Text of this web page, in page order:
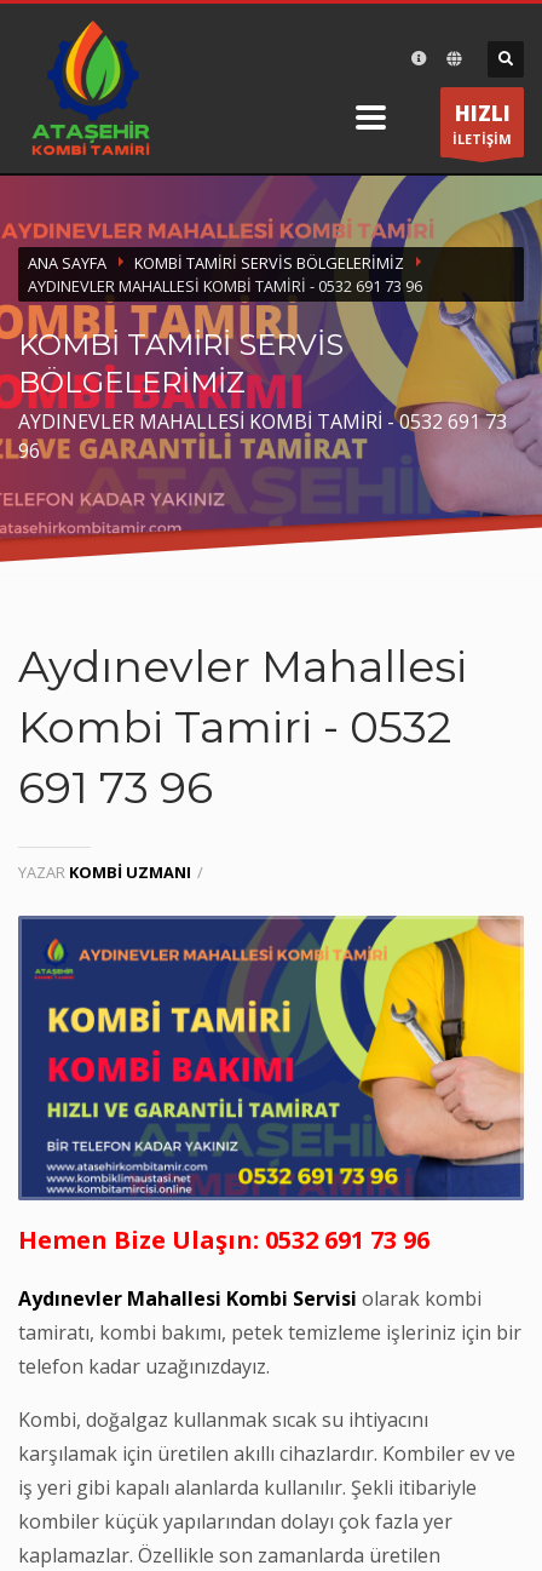
DESTEK
Ataşehir Kombi Tamiri olarak bir telefon kadar size
yakınız.
Pazartesi-Cumartesi 8:30 19:30
HIZLI
İLETİŞİM
ANA SAYFA
KOMBI TAMIRI SERVIS BÖLGELERIMIZ
AYDINEVLER MAHALLESI KOMBI TAMIRI - 0532 691 73 96
KOMBİ TAMİRİ SERVİS
BÖLGELERİMİZ
AYDINEVLER MAHALLESİ KOMBİ TAMİRİ - 0532 691 73
96
Aydınevler Mahallesi
Kombi Tamiri - 0532
691 73 96
YAZAR KOMBI UZMANI /
Hemen Bize Ulaşın: 0532 691 73 96
Aydınevler Mahallesi Kombi Servisi olarak kombi
tamiratı, kombi bakımı, petek temizleme işleriniz için bir
telefon kadar uzağınızdayız.
Kombi, doğalgaz kullanmak sıcak su ihtiyacını
karşılamak için üretilen akıllı cihazlardır. Kombiler ev ve
iş yeri gibi kapalı alanlarda kullanılır. Şekli itibariyle
kombiler küçük yapılarından dolayı çok fazla yer
kaplamazlar. Özellikle son zamanlarda üretilen